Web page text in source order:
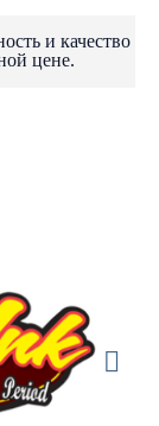
и качество
цене.